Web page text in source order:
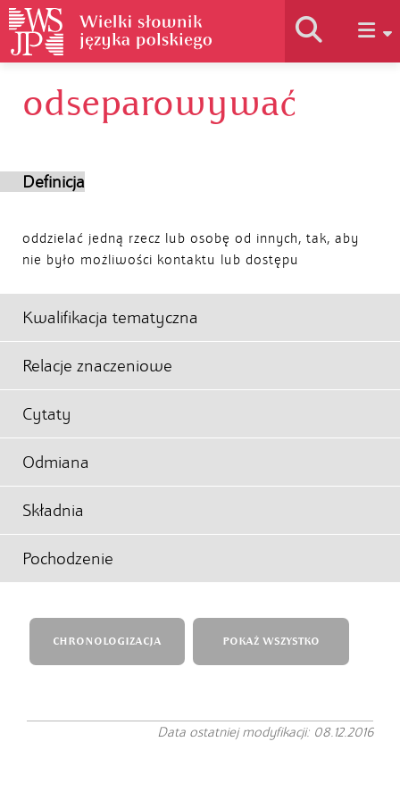
Historia słownika
odseparowywać
Definicja
oddzielać jedną rzecz lub osobę od innych, tak, aby
nie było możliwości kontaktu lub dostępu
Kwalifikacja tematyczna
Relacje znaczeniowe
Cytaty
Odmiana
Składnia
Pochodzenie
CHRONOLOGIZACJA POKAŻ WSZYSTKO
Data ostatniej modyfikacji: 08.12.2016